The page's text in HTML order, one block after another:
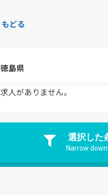
もどる
徳島県
求人がありません。
選択した
Narrow